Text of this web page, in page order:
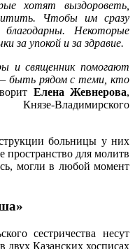
хотят выздороветь,
Чтобы им сразу
Некоторые
за упокой и за здравие.
и священник помогают
быть рядом с теми, кто
Елена Жевнерова,
Владимирского
больницы у них
для молитв
могли в любой момент
сестричества несут
двух Казанских хосписах